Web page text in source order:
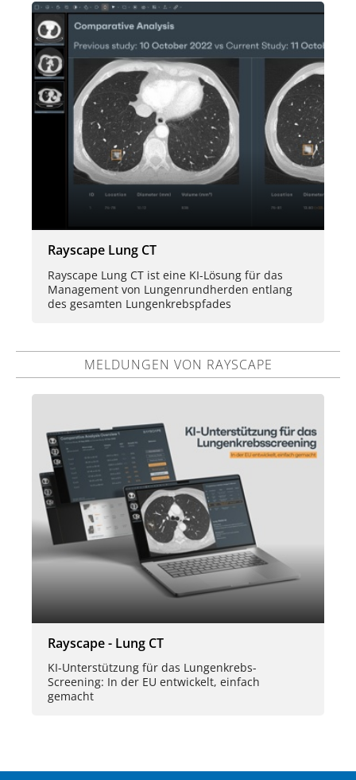
Rayscape Lung CT
Rayscape Lung CT ist eine KI-Lösung für das
Management von Lungenrundherden entlang
des gesamten Lungenkrebspfades
MELDUNGEN VON RAYSCAPE
Rayscape - Lung CT
KI-Unterstützung für das Lungenkrebs-
Screening: In der EU entwickelt, einfach
gemacht